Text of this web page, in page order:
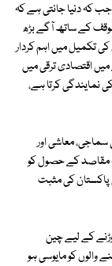
کہ دنیا جانتی ہے کہ
کے ساتھ آگے بڑھ
تکمیل میں اہم کردار
میں اقتصادی ترقی میں
نمایندگی کرتا ہے،
معاشی اور
مقاصد کے حصول کو
کی مثبت
کے لیے چین
والوں کو مایوسی ہو